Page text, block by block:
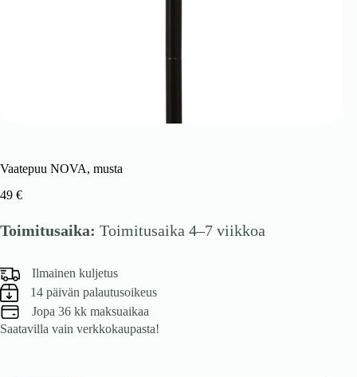
Vaatepuu NOVA, musta
49 €
Toimitusaika: Toimitusaika 4–7 viikkoa
Ilmainen kuljetus
14 päivän palautusoikeus
Jopa 36 kk maksuaikaa
Saatavilla vain verkkokaupasta!